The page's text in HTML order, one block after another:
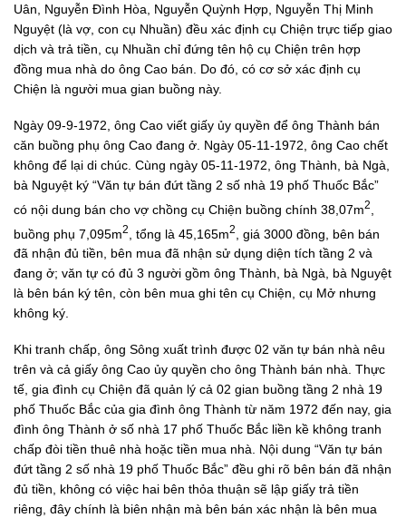
Uân, Nguyễn Đình Hòa, Nguyễn Quỳnh Hợp, Nguyễn Thị Minh
Nguyệt (là vợ, con cụ Nhuần) đều xác định cụ Chiện trực tiếp giao
dịch và trả tiền, cụ Nhuần chỉ đứng tên hộ cụ Chiện trên hợp
đồng mua nhà do ông Cao bán. Do đó, có cơ sở xác định cụ
Chiện là người mua gian buồng này.
Ngày 09-9-1972, ông Cao viết giấy ủy quyền để ông Thành bán
căn buồng phụ ông Cao đang ở. Ngày 05-11-1972, ông Cao chết
không để lại di chúc. Cùng ngày 05-11-1972, ông Thành, bà Ngà,
bà Nguyệt ký “Văn tự bán đứt tầng 2 số nhà 19 phố Thuốc Bắc”
có nội dung bán cho vợ chồng cụ Chiện buồng chính 38,07m2
buồng phụ 7,095m2 , tổng là 45,165m2
, giá 3000 đồng, bên bán
đã nhận đủ tiền, bên mua đã nhận sử dụng diện tích tầng 2 và
đang ở; văn tự có đủ 3 người gồm ông Thành, bà Ngà, bà Nguyệt
là bên bán ký tên, còn bên mua ghi tên cụ Chiện, cụ Mở nhưng
không ký.
Khi tranh chấp, ông Sông xuất trình được 02 văn tự bán nhà nêu
trên và cả giấy ông Cao ủy quyền cho ông Thành bán nhà. Thực
tế, gia đình cụ Chiện đã quản lý cả 02 gian buồng tầng 2 nhà 19
phố Thuốc Bắc của gia đình ông Thành từ năm 1972 đến nay, gia
đình ông Thành ở số nhà 17 phố Thuốc Bắc liền kề không tranh
chấp đòi tiền thuê nhà hoặc tiền mua nhà. Nội dung “Văn tự bán
đứt tầng 2 số nhà 19 phố Thuốc Bắc” đều ghi rõ bên bán đã nhận
đủ tiền, không có việc hai bên thỏa thuận sẽ lập giấy trả tiền
riêng, đây chính là biên nhận mà bên bán xác nhận là bên mua